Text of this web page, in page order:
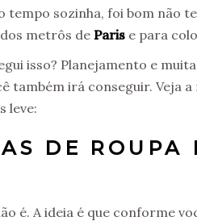
tempo sozinha, foi bom não
metrôs de Paris e para
isso? Planejamento e
também irá conseguir. Veja
leve:
DE ROUPA
é. A ideia é que conforme